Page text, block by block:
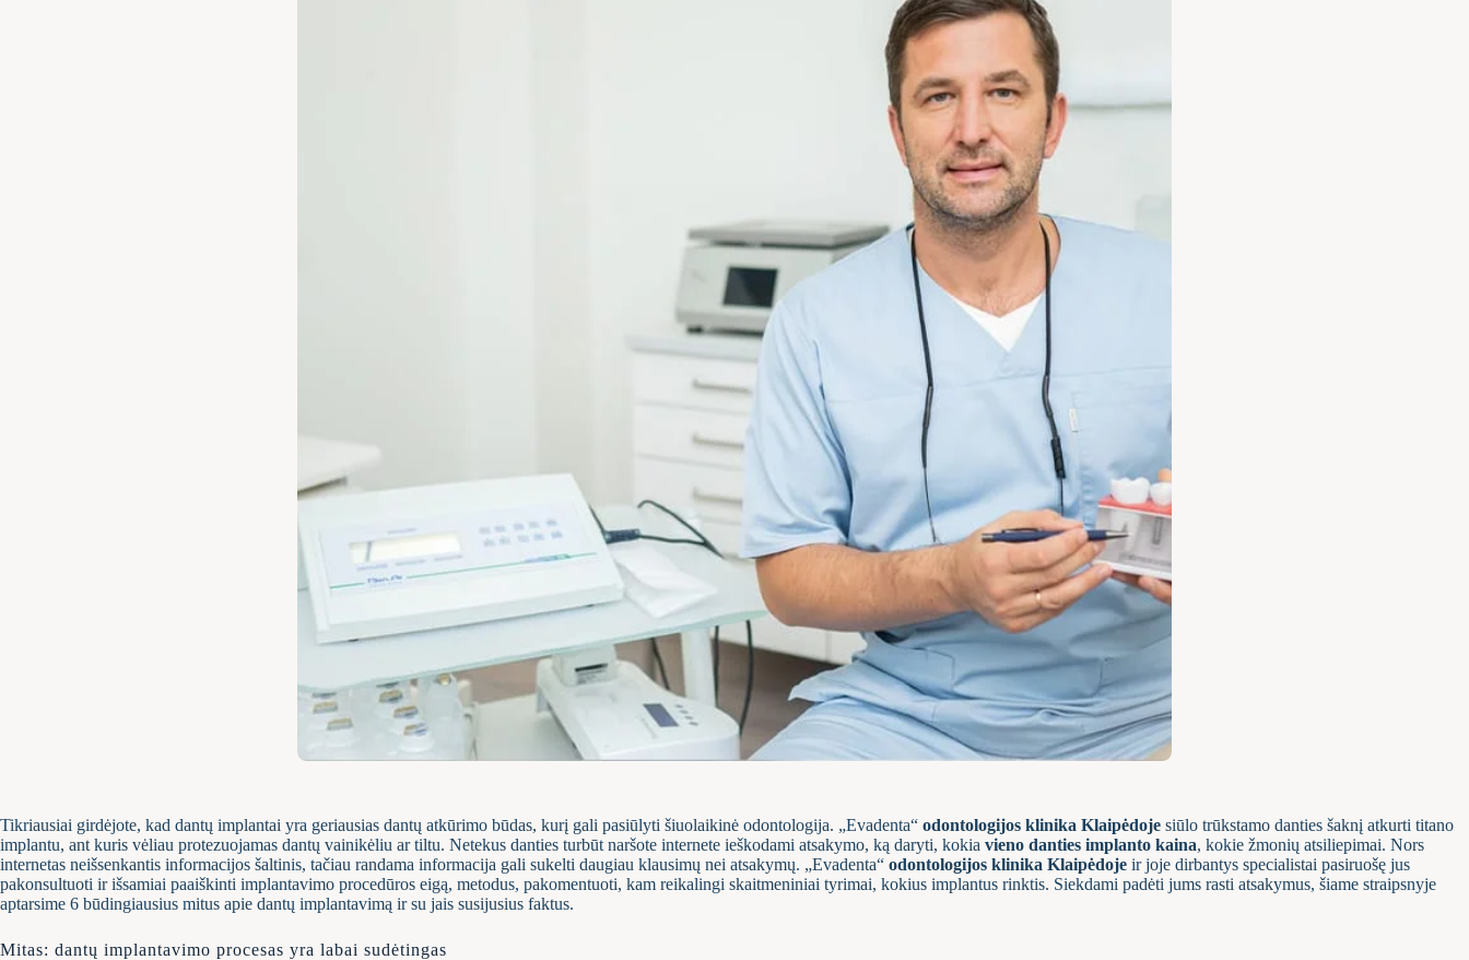
Tikriausiai girdėjote, kad dantų implantai yra geriausias dantų atkūrimo būdas, kurį gali pasiūlyti šiuolaikinė odontologija. „Evadenta“ odontologijos klinika Klaipėdoje siūlo trūkstamo danties šaknį atkurti titano
implantu, ant kuris vėliau protezuojamas dantų vainikėliu ar tiltu. Netekus danties turbūt naršote internete ieškodami atsakymo, ką daryti, kokia vieno danties implanto kaina, kokie žmonių atsiliepimai. Nors
internetas neišsenkantis informacijos šaltinis, tačiau randama informacija gali sukelti daugiau klausimų nei atsakymų. „Evadenta“ odontologijos klinika Klaipėdoje ir joje dirbantys specialistai pasiruošę jus
pakonsultuoti ir išsamiai paaiškinti implantavimo procedūros eigą, metodus, pakomentuoti, kam reikalingi skaitmeniniai tyrimai, kokius implantus rinktis. Siekdami padėti jums rasti atsakymus, šiame straipsnyje
aptarsime 6 būdingiausius mitus apie dantų implantavimą ir su jais susijusius faktus.
Mitas: dantų implantavimo procesas yra labai sudėtingas